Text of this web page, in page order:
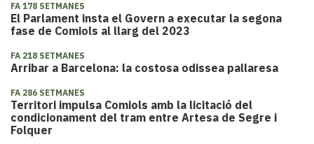
FA 178 SETMANES
El Parlament insta el Govern a executar la segona
fase de Comiols al llarg del 2023
FA 218 SETMANES
Arribar a Barcelona: la costosa odissea pallaresa
FA 286 SETMANES
Territori impulsa Comiols amb la licitació del
condicionament del tram entre Artesa de Segre i
Folquer